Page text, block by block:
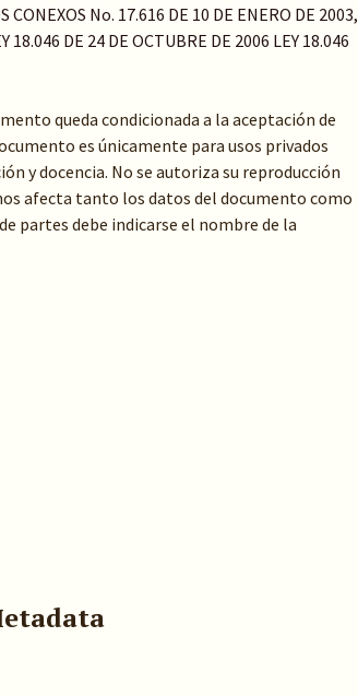
CONEXOS No. 17.616 DE 10 DE ENERO DE 2003,
18.046 DE 24 DE OCTUBRE DE 2006 LEY 18.046
queda condicionada a la aceptación de
es únicamente para usos privados
y docencia. No se autoriza su reproducción
afecta tanto los datos del documento como
partes debe indicarse el nombre de la